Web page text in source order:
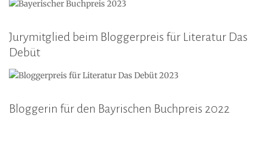
Jurymitglied beim Bloggerpreis für Literatur Das
Debüt
Bloggerin für den Bayrischen Buchpreis 2022